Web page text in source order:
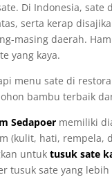
Di Indonesia,
serta kerap
masing daerah.
yang kaya.
menu sate di
bambu terbaik
Sedapoer memiliki
(kulit, hati, rempela,
untuk tusuk sate
tusuk sate yang